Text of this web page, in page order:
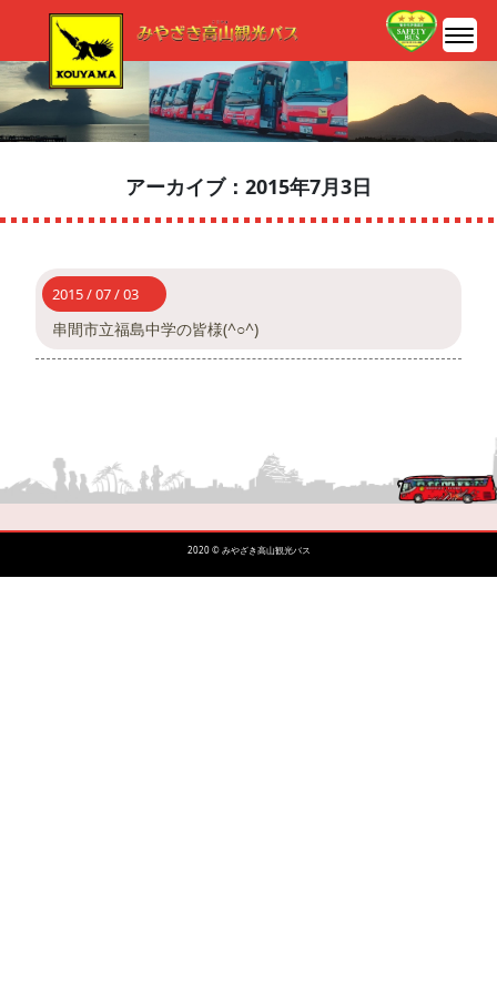
アーカイブ：2015年7月3日
2015 / 07 / 03
串間市立福島中学の皆様(^○^)
2020 © みやざき高山観光バス